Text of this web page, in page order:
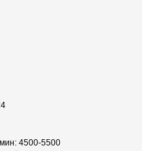
4500-5500